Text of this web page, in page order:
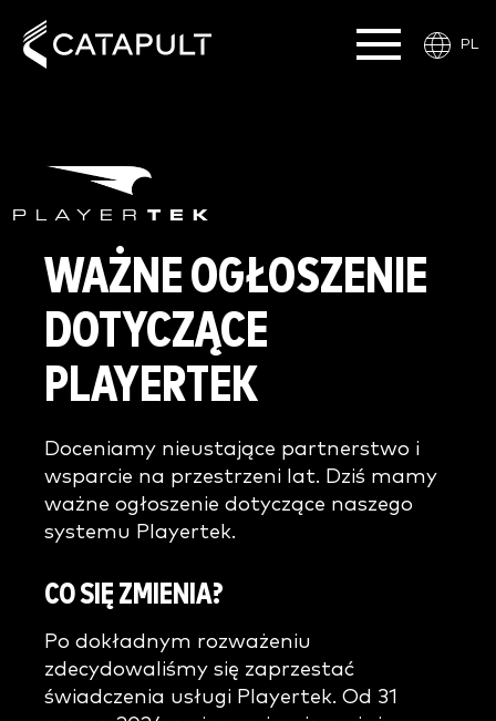
PL
WAŻNE OGŁOSZENIE
DOTYCZĄCE
PLAYERTEK
Doceniamy nieustające partnerstwo i
wsparcie na przestrzeni lat. Dziś mamy
ważne ogłoszenie dotyczące naszego
systemu Playertek.
CO SIĘ ZMIENIA?
Po dokładnym rozważeniu
zdecydowaliśmy się zaprzestać
świadczenia usługi Playertek. Od 31